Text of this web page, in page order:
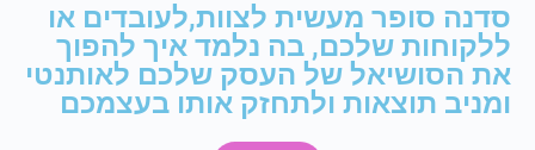
סדנה סופר מעשית לצוות,לעובדים או
ללקוחות שלכם, בה נלמד איך להפוך
את הסושיאל של העסק שלכם לאותנטי
ומניב תוצאות ולתחזק אותו בעצמכם